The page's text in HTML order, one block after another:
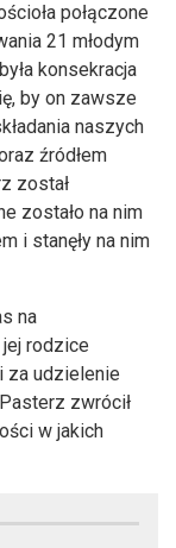
połączone
21 młodym
konsekracja
by on zawsze
naszych
źródłem
został
zostało na nim
i stanęły na nim
na
rodzice
za udzielenie
zwrócił
w jakich